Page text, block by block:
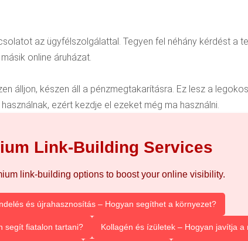
az ügyfélszolgálattal. Tegyen fel néhány kérdést a
online áruházat.
álljon, készen áll a pénzmegtakarításra. Ez lesz a
ezért kezdje el ezeket még ma használni.
Link-Building Services
link-building options to boost your online visibility.
és újrahasznosítás – Hogyan segíthet a környezet?
segít fiatalon tartani? Kollagén és ízületek – Hogyan javítja a